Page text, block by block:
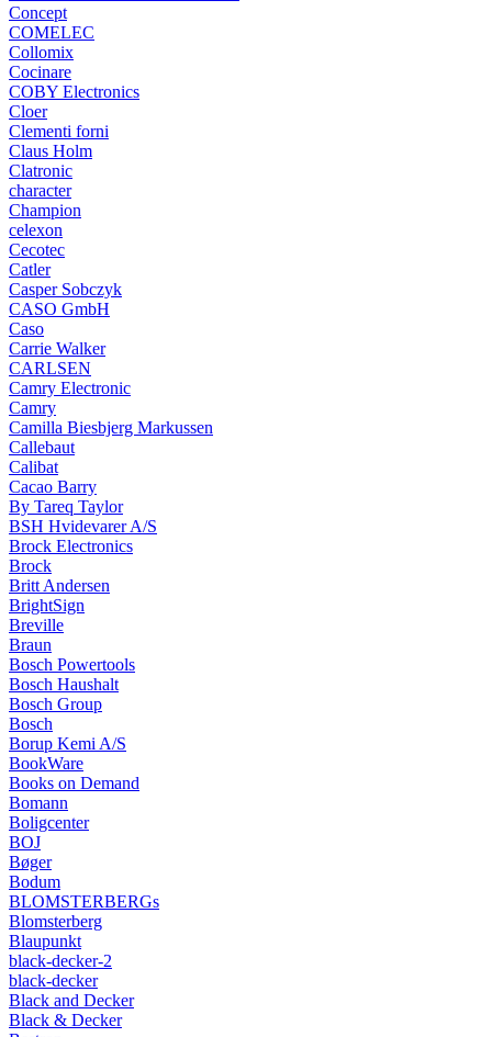
Concept
COMELEC
Collomix
Cocinare
COBY Electronics
Cloer
Clementi forni
Claus Holm
Clatronic
character
Champion
celexon
Cecotec
Catler
Casper Sobczyk
CASO GmbH
Caso
Carrie Walker
CARLSEN
Camry Electronic
Camry
Camilla Biesbjerg Markussen
Callebaut
Calibat
Cacao Barry
By Tareq Taylor
BSH Hvidevarer A/S
Brock Electronics
Brock
Britt Andersen
BrightSign
Breville
Braun
Bosch Powertools
Bosch Haushalt
Bosch Group
Bosch
Borup Kemi A/S
BookWare
Books on Demand
Bomann
Boligcenter
BOJ
Bøger
Bodum
BLOMSTERBERGs
Blomsterberg
Blaupunkt
black-decker-2
black-decker
Black and Decker
Black & Decker